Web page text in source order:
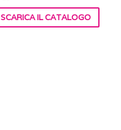
SCARICA IL CATALOGO